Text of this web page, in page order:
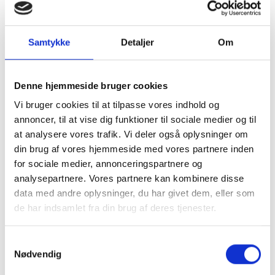
Samtykke Detaljer Om
Denne hjemmeside bruger cookies
Vi bruger cookies til at tilpasse vores indhold og
annoncer, til at vise dig funktioner til sociale medier og til
at analysere vores trafik. Vi deler også oplysninger om
din brug af vores hjemmeside med vores partnere inden
for sociale medier, annonceringspartnere og
analysepartnere. Vores partnere kan kombinere disse
data med andre oplysninger, du har givet dem, eller som
de har indsamlet fra din brug af deres tjenester.
Nødvendig